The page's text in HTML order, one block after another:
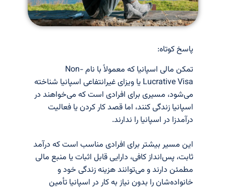
پاسخ کوتاه:
تمکن مالی اسپانیا که معمولاً با نام Non-
Lucrative Visa یا ویزای غیرانتفاعی اسپانیا شناخته
می‌شود، مسیری برای افرادی است که می‌خواهند در
اسپانیا زندگی کنند، اما قصد کار کردن یا فعالیت
درآمدزا در اسپانیا را ندارند.
این مسیر بیشتر برای افرادی مناسب است که درآمد
ثابت، پس‌انداز کافی، دارایی قابل اثبات یا منبع مالی
مطمئن دارند و می‌توانند هزینه زندگی خود و
خانواده‌شان را بدون نیاز به کار در اسپانیا تأمین